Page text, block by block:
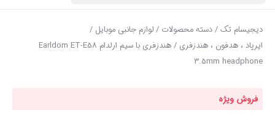
دیجیسام تک/دسته محصولات /لوازم جانبی موبایل /
ایرپاد ، هدفون ، هندزفری
/ هندزفری با سیم ارلدام Earldom ET-E58
3.5mm headphone
فروش ویژه